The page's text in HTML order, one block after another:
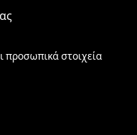
στοιχεία